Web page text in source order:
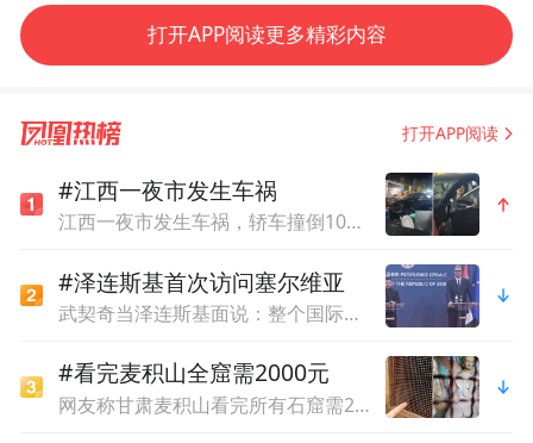
日，王瓜生。”
达22℃以上为夏季开始。在我国，在立夏前
季，而东北和西北的部分地区这时才刚刚进
打开APP阅读更多精彩内容
打开APP阅读
#江西一夜市发生车祸
江西一夜市发生车祸，轿车撞倒10余辆电动车、摩托车，目击者：出事后司机一直坐车里
#泽连斯基首次访问塞尔维亚
武契奇当泽连斯基面说：整个国际社会都希望战争尽快结束
#看完麦积山全窟需2000元
网友称甘肃麦积山看完所有石窟需2000元，景区回应